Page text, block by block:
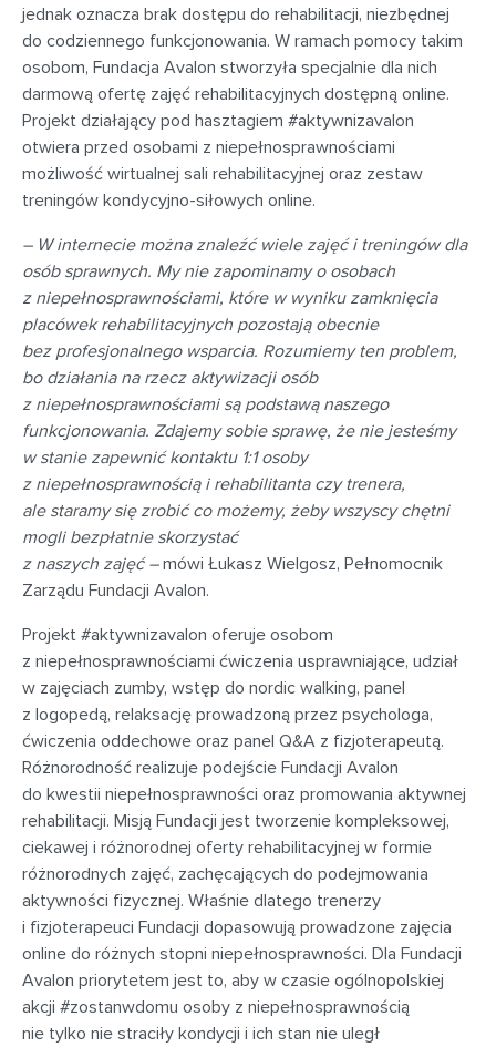
jednak oznacza brak dostępu do rehabilitacji, niezbędnej
do codziennego funkcjonowania. W ramach pomocy takim
osobom, Fundacja Avalon stworzyła specjalnie dla nich
darmową ofertę zajęć rehabilitacyjnych dostępną online.
Projekt działający pod hasztagiem #aktywnizavalon
otwiera przed osobami z niepełnosprawnościami
możliwość wirtualnej sali rehabilitacyjnej oraz zestaw
treningów kondycyjno-siłowych online.
– W internecie można znaleźć wiele zajęć i treningów dla
osób sprawnych. My nie zapominamy o osobach
z niepełnosprawnościami, które w wyniku zamknięcia
placówek rehabilitacyjnych pozostają obecnie
bez profesjonalnego wsparcia. Rozumiemy ten problem,
bo działania na rzecz aktywizacji osób
z niepełnosprawnościami są podstawą naszego
funkcjonowania. Zdajemy sobie sprawę, że nie jesteśmy
w stanie zapewnić kontaktu 1:1 osoby
z niepełnosprawnością i rehabilitanta czy trenera,
ale staramy się zrobić co możemy, żeby wszyscy chętni
mogli bezpłatnie skorzystać
z naszych zajęć –mówi Łukasz Wielgosz, Pełnomocnik
Zarządu Fundacji Avalon.
Projekt #aktywnizavalon oferuje osobom
z niepełnosprawnościami ćwiczenia usprawniające, udział
w zajęciach zumby, wstęp do nordic walking, panel
z logopedą, relaksację prowadzoną przez psychologa,
ćwiczenia oddechowe oraz panel Q&A z fizjoterapeutą.
Różnorodność realizuje podejście Fundacji Avalon
do kwestii niepełnosprawności oraz promowania aktywnej
rehabilitacji. Misją Fundacji jest tworzenie kompleksowej,
ciekawej i różnorodnej oferty rehabilitacyjnej w formie
różnorodnych zajęć, zachęcających do podejmowania
aktywności fizycznej. Właśnie dlatego trenerzy
i fizjoterapeuci Fundacji dopasowują prowadzone zajęcia
online do różnych stopni niepełnosprawności. Dla Fundacji
Avalon priorytetem jest to, aby w czasie ogólnopolskiej
akcji #zostanwdomu osoby z niepełnosprawnością
nie tylko nie straciły kondycji i ich stan nie uległ